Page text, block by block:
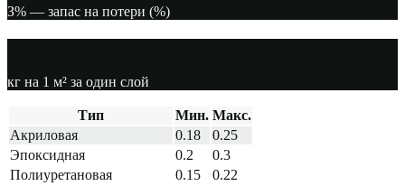
З% — запас на потери (%)
кг на 1 м² за один слой
Тип Мин. Макс.
Акриловая
0.18
0.25
Эпоксидная
0.2
0.3
Полиуретановая
0.15
0.22